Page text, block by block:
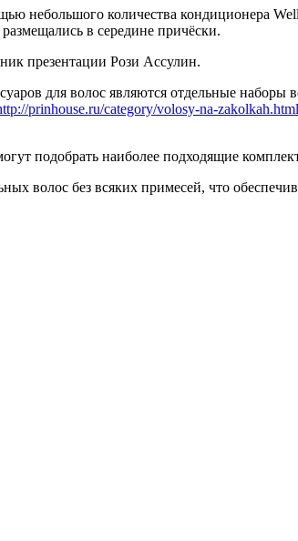
небольшого количества кондиционера
в середине причёски.
презентации Рози Ассулин.
для волос являются отдельные наборы
prinhouse.ru/category/volosy-na-zakolkah.html
подобрать наиболее подходящие
волос без всяких примесей, что